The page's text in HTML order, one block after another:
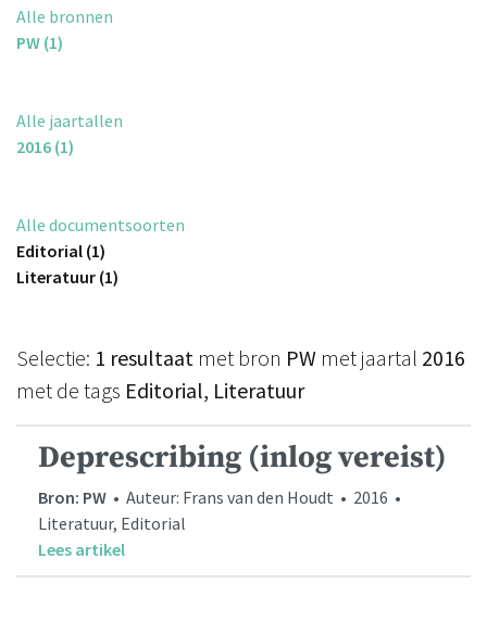
Alle bronnen
PW (1)
Alle jaartallen
2016 (1)
Alle documentsoorten
Editorial (1)
Literatuur (1)
Selectie: 1 resultaat met bron PW met jaartal 2016
met de tags Editorial, Literatuur
Deprescribing (inlog vereist)
Bron: PW • Auteur: Frans van den Houdt • 2016 •
Literatuur, Editorial
Lees artikel